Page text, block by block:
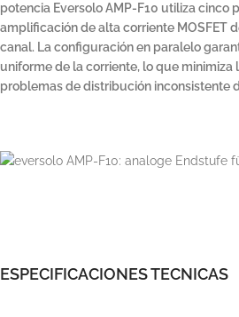
potencia Eversolo AMP-F10 utiliza cinco
amplificación de alta corriente MOSFET
canal. La configuración en paralelo
uniforme de la corriente, lo que minimiza
problemas de distribución inconsistente
ESPECIFICACIONES TECNICAS